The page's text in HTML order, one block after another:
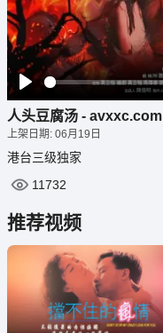
播
放
人头豆腐汤 - avxxc.com
上架日期: 06月19日
港台三级独家
11732
推荐视频